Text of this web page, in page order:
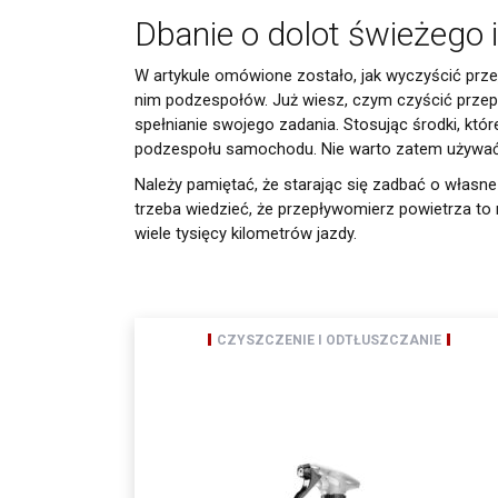
Dbanie o dolot
W artykule omówione zostało, jak wyczyścić
nim podzespołów. Już wiesz, czym czyścić
spełnianie swojego zadania. Stosując środki,
podzespołu samochodu. Nie warto zatem
Należy pamiętać, że starając się zadbać o
trzeba wiedzieć, że przepływomierz powietrza
wiele tysięcy kilometrów jazdy.
CZYSZCZENIE I ODTŁUSZCZANIE
z art. 13 ogólnego
informuję, iż:
administratorem
Pani/Pana dane
ochronie danych
Odbiorcami Pani/
wyłącznie
podmioty, którym
Pani/Pana dane